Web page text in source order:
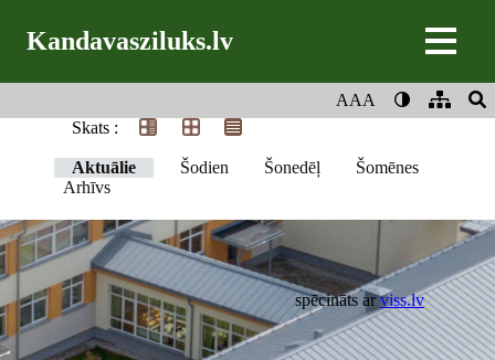
Kandavasziluks.lv
AAA
Skats :
Aktuālie Šodien Šonedēļ
Šomēnes
Arhīvs
spēcināts arviss.lv